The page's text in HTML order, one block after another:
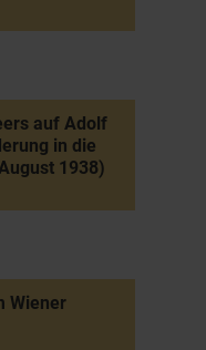
auf Adolf
in die
1938)
Wiener